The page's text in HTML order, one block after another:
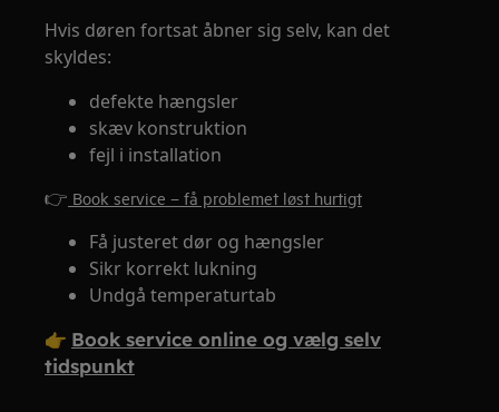
Hvis døren fortsat åbner sig selv, kan det
skyldes:
defekte hængsler
skæv konstruktion
fejl i installation
👉 Book service – få problemet løst hurtigt
Få justeret dør og hængsler
Sikr korrekt lukning
Undgå temperaturtab
👉 Book service online og vælg selv
tidspunkt